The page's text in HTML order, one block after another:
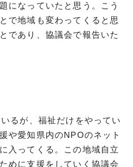
になっていたと思う。こう
で地域も変わってくると思
であり、協議会で報告いた
るが、福祉だけをやってい
や愛知県内のNPOのネット
入ってくる。この地域自立
めに支援をしていく協議会